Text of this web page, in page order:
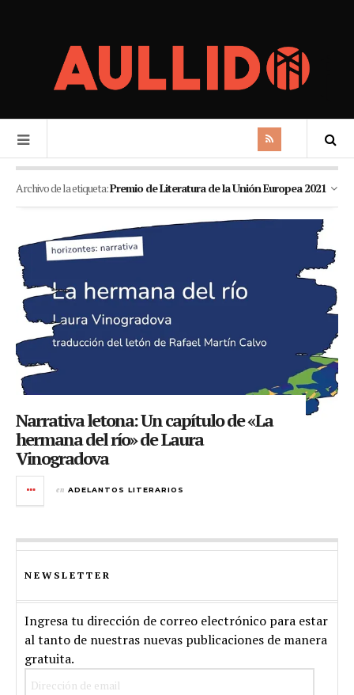
Archivo de la etiqueta:Premio de Literatura de la Unión Europea 2021
Narrativa letona: Un capítulo de «La
hermana del río» de Laura
Vinogradova
en ADELANTOS LITERARIOS
NEWSLETTER
Ingresa tu dirección de correo electrónico para estar
al tanto de nuestras nuevas publicaciones de manera
gratuita.